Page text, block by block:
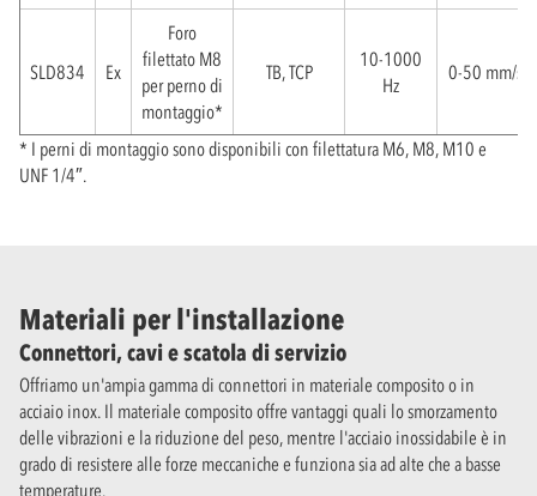
SLD834 Ex
Foro
filettato M8
per perno di
montaggio*
TB, TCP
10-1000
Hz
0-50 mm/s
* I perni di montaggio sono disponibili con filettatura M6, M8, M10 e
UNF 1/4″.
Materiali per l'installazione
Connettori, cavi e scatola di servizio
Offriamo un'ampia gamma di connettori in materiale composito o in
acciaio inox. Il materiale composito offre vantaggi quali lo smorzamento
delle vibrazioni e la riduzione del peso, mentre l'acciaio inossidabile è in
grado di resistere alle forze meccaniche e funziona sia ad alte che a basse
temperature.